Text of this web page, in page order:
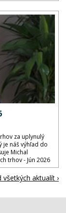
za uplynulý
je náš výhľad do
Michal
trhov - Jún 2026
všetkých aktualít ›